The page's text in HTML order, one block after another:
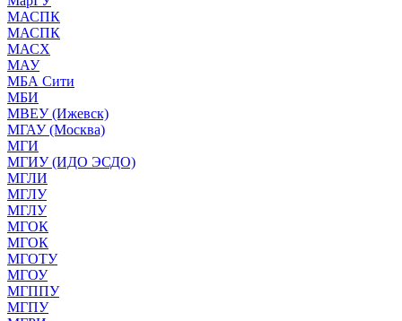
МАСПК
МАСПК
МАСХ
МАУ
МБА Сити
МБИ
МВЕУ (Ижевск)
МГАУ (Москва)
МГИ
МГИУ (ИДО ЭСДО)
МГЛИ
МГЛУ
МГЛУ
МГОК
МГОК
МГОТУ
МГОУ
МГППУ
МГПУ